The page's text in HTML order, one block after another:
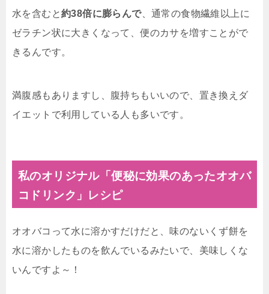
水を含むと約38倍に膨らんで、通常の食物繊維以上に
ゼラチン状に大きくなって、便のカサを増すことがで
きるんです。
満腹感もありますし、腹持ちもいいので、置き換えダ
イエットで利用している人も多いです。
私のオリジナル「便秘に効果のあったオオバ
コドリンク」レシピ
オオバコって水に溶かすだけだと、味のないくず餅を
水に溶かしたものを飲んでいるみたいで、美味しくな
いんですよ～！